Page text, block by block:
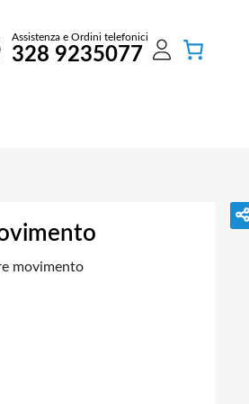
Assistenza e Ordini telefonici
328 9235077
movimento